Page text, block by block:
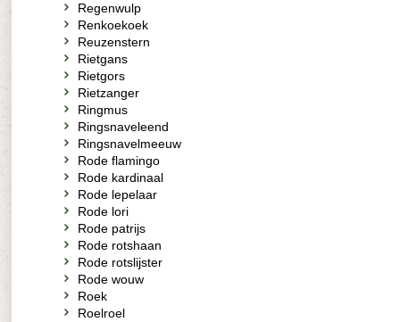
Regenwulp
Renkoekoek
Reuzenstern
Rietgans
Rietgors
Rietzanger
Ringmus
Ringsnaveleend
Ringsnavelmeeuw
Rode flamingo
Rode kardinaal
Rode lepelaar
Rode lori
Rode patrijs
Rode rotshaan
Rode rotslijster
Rode wouw
Roek
Roelroel